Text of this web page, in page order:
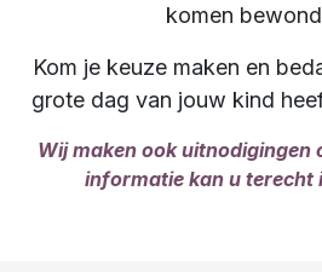
komen
Kom je keuze maken en
grote dag van jouw kind
Wij maken ook uitnodigingen
informatie kan u terecht